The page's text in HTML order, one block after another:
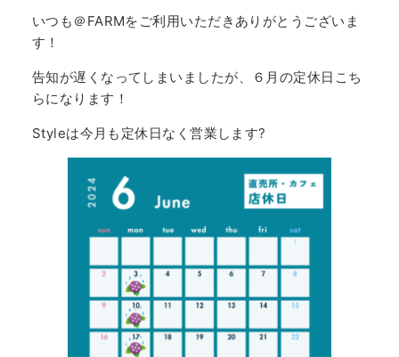
いつも＠FARMをご利用いただきありがとうございま
す！
告知が遅くなってしまいましたが、６月の定休日こち
らになります！
Styleは今月も定休日なく営業します?